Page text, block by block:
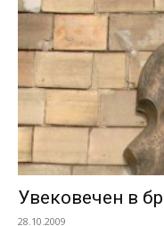
Увековечен в
28.10.2009